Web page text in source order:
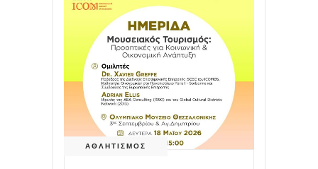
ΑΘΛΗΤΙΣΜΟΣ